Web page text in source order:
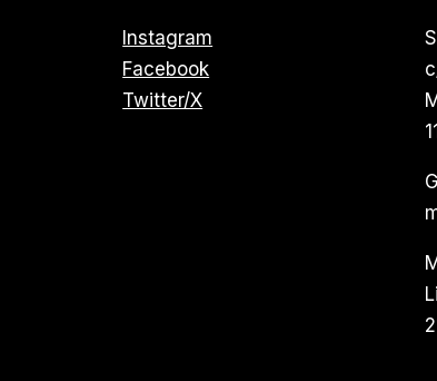
Instagram
Facebook
Twitter/X